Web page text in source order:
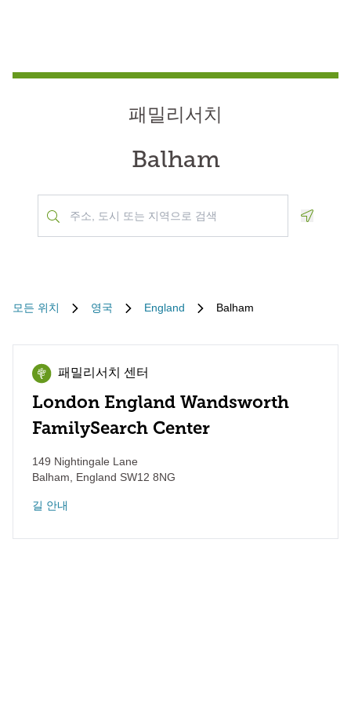
패밀리서치
Balham
모든 위치 영국 England Balham
패밀리서치 센터
London England Wandsworth
FamilySearch Center
149 Nightingale Lane
Balham
England SW12 8NG
길 안내